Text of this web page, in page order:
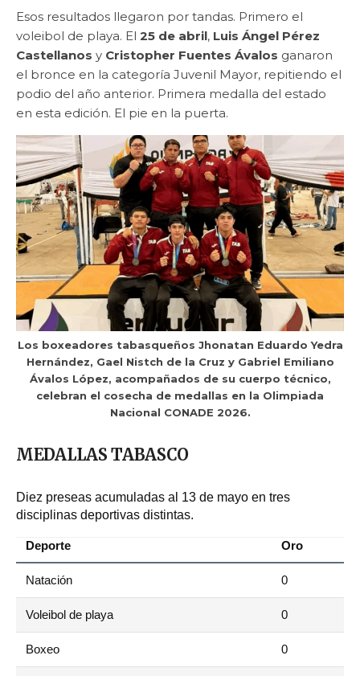
Esos resultados llegaron por tandas. Primero el
voleibol de playa. El 25 de abril, Luis Ángel Pérez
Castellanos y Cristopher Fuentes Ávalos ganaron
el bronce en la categoría Juvenil Mayor, repitiendo el
podio del año anterior. Primera medalla del estado
en esta edición. El pie en la puerta.
Los boxeadores tabasqueños Jhonatan Eduardo Yedra
Hernández, Gael Nistch de la Cruz y Gabriel Emiliano
Ávalos López, acompañados de su cuerpo técnico,
celebran el cosecha de medallas en la Olimpiada
Nacional CONADE 2026.
MEDALLAS TABASCO
Diez preseas acumuladas al 13 de mayo en tres
disciplinas deportivas distintas.
Deporte Oro
Natación 0
Voleibol de playa 0
Boxeo 0